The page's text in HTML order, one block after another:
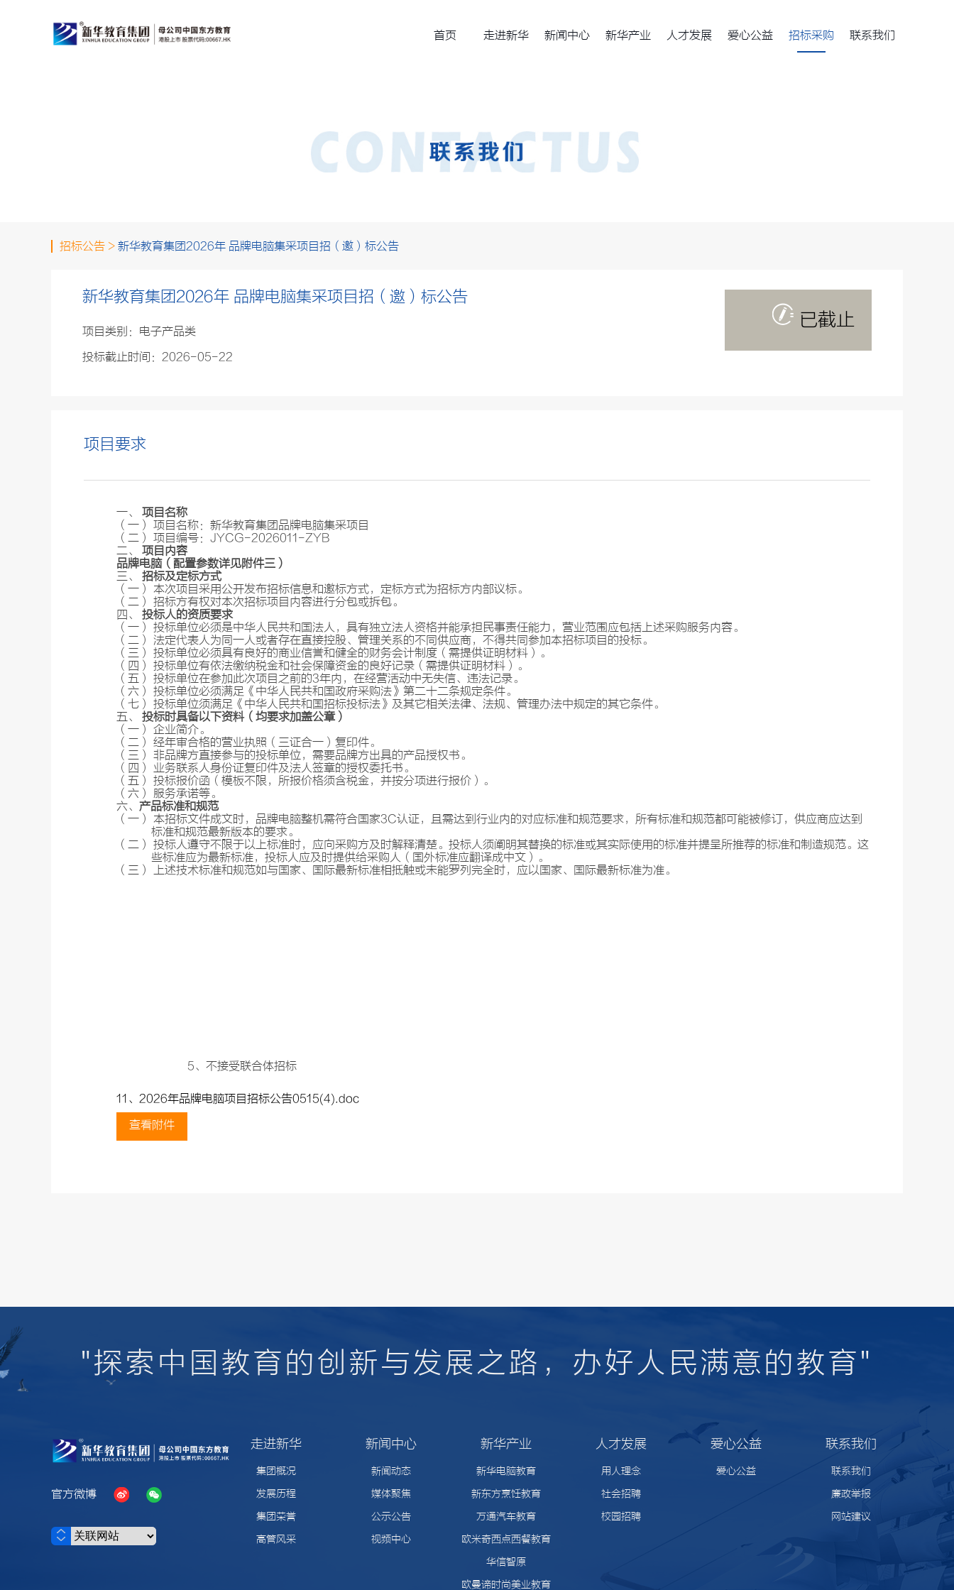
首页 走进新华 新闻中心 新华产业 人才发展 爱心公益 招标采购 联系我们
招标公告 > 新华教育集团2026年 品牌电脑集采项目招（邀）标公告
新华教育集团2026年 品牌电脑集采项目招（邀）标公告
项目类别：电子产品类
投标截止时间：2026-05-22
已截止
项目要求
一、 项目名称
（一） 项目名称：新华教育集团品牌电脑集采项目
（二） 项目编号：JYCG-2026011-ZYB
二、 项目内容
品牌电脑（配置参数详见附件三 ）
三、 招标及定标方式
（一） 本次项目采用公开发布招标信息和邀标方式，定标方式为招标方内部议标。
（二） 招标方有权对本次招标项目内容进行分包或拆包。
四、 投标人的资质要求
（一） 投标单位必须是中华人民共和国法人，具有独立法人资格并能承担民事责任能力，营业范围应包括上述采购服务内容。
（二） 法定代表人为同一人或者存在直接控股、管理关系的不同供应商，不得共同参加本招标项目的投标。
（三） 投标单位必须具有良好的商业信誉和健全的财务会计制度（需提供证明材料）。
（四） 投标单位有依法缴纳税金和社会保障资金的良好记录（需提供证明材料）。
（五） 投标单位在参加此次项目之前的3年内，在经营活动中无失信、违法记录。
（六） 投标单位必须满足《中华人民共和国政府采购法》第二十二条规定条件。
（七） 投标单位须满足《中华人民共和国招标投标法》及其它相关法律、法规、管理办法中规定的其它条件。
五、 投标时具备以下资料（均要求加盖公章）
（一） 企业简介。
（二） 经年审合格的营业执照（三证合一）复印件。
（三） 非品牌方直接参与的投标单位，需要品牌方出具的产品授权书。
（四） 业务联系人身份证复印件及法人签章的授权委托书。
（五） 投标报价函（模板不限，所报价格须含税金，并按分项进行报价）。
（六） 服务承诺等。
六、 产品标准和规范
（一） 本招标文件成文时，品牌电脑整机需符合国家3C认证，且需达到行业内的对应标准和规范要求，所有标准和规范都可能被修订，供应商应达到
标准和规范最新版本的要求。
（二） 投标人遵守不限于以上标准时，应向采购方及时解释清楚。投标人须阐明其替换的标准或其实际使用的标准并提呈所推荐的标准和制造规范。这
些标准应为最新标准，投标人应及时提供给采购人（国外标准应翻译成中文）。
（三） 上述技术标准和规范如与国家、国际最新标准相抵触或未能罗列完全时，应以国家、国际最新标准为准。
5、不接受联合体招标
11、2026年品牌电脑项目招标公告0515(4).doc
查看附件
"探索中国教育的创新与发展之路，办好人民满意的教育"
官方微博
走进新华
集团概况
发展历程
集团荣誉
高管风采
新闻中心
新闻动态
媒体聚焦
公示公告
视频中心
新华产业
新华电脑教育
新东方烹饪教育
万通汽车教育
欧米奇西点西餐教育
华信智原
欧曼谛时尚美业教育
人才发展
用人理念
社会招聘
校园招聘
爱心公益
爱心公益
联系我们
联系我们
廉政举报
网站建议